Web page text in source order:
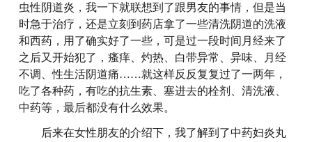
虫性阴道炎，我一下就联想到了跟男友的事情，但是当
时急于治疗，还是立刻到药店拿了一些清洗阴道的洗液
和西药，用了确实好了一些，可是过一段时间月经来了
之后又开始犯了，瘙痒、灼热、白带异常、异味、月经
不调、性生活阴道痛……就这样反反复复过了一两年，
吃了各种药，有吃的抗生素、塞进去的栓剂、清洗液、
中药等，最后都没有什么效果。
后来在女性朋友的介绍下，我了解到了中药妇炎丸